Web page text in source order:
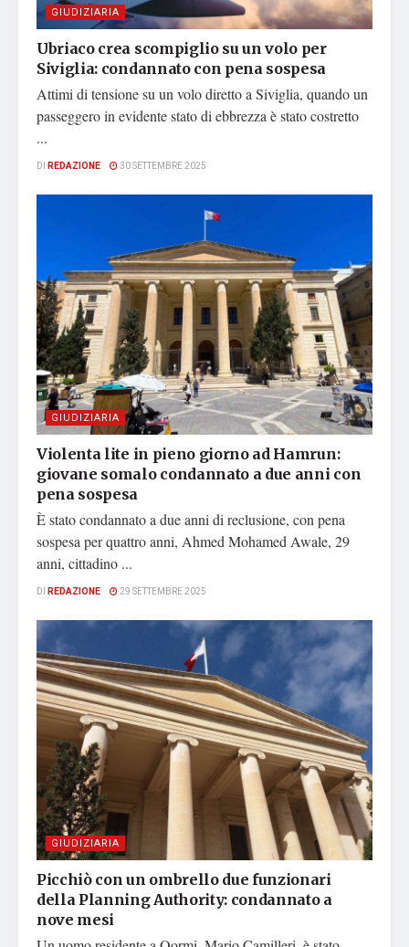
GIUDIZIARIA
Ubriaco crea scompiglio su un volo per
Siviglia: condannato con pena sospesa
Attimi di tensione su un volo diretto a Siviglia, quando un
passeggero in evidente stato di ebbrezza è stato costretto
...
DI REDAZIONE 30 SETTEMBRE 2025
GIUDIZIARIA
Violenta lite in pieno giorno ad Hamrun:
giovane somalo condannato a due anni con
pena sospesa
È stato condannato a due anni di reclusione, con pena
sospesa per quattro anni, Ahmed Mohamed Awale, 29
anni, cittadino ...
DI REDAZIONE 29 SETTEMBRE 2025
GIUDIZIARIA
Picchiò con un ombrello due funzionari
della Planning Authority: condannato a
nove mesi